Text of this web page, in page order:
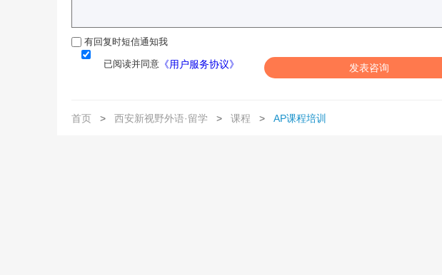
有回复时短信通知我
发表咨询
已阅读并同意 《用户服务协议》
首页 > 西安新视野外语·留学 > 课程 > AP课程培训